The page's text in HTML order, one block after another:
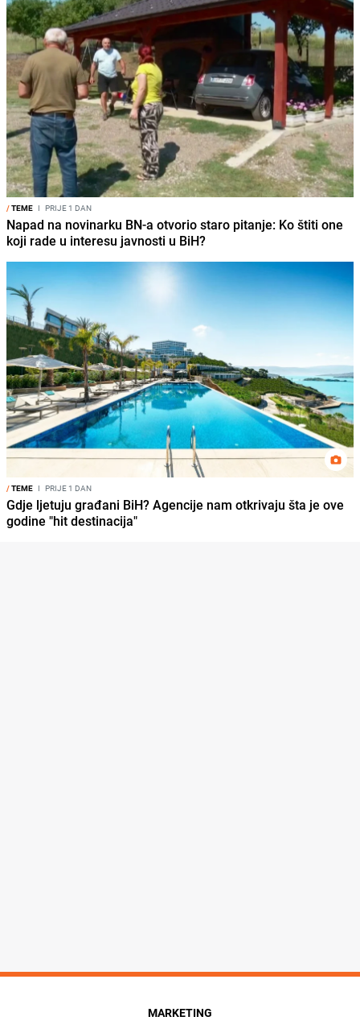
/TEME I PRIJE 1 DAN
Napad na novinarku BN-a otvorio staro pitanje: Ko štiti one
koji rade u interesu javnosti u BiH?
/TEME I PRIJE 1 DAN
Gdje ljetuju građani BiH? Agencije nam otkrivaju šta je ove
godine "hit destinacija"
MARKETING